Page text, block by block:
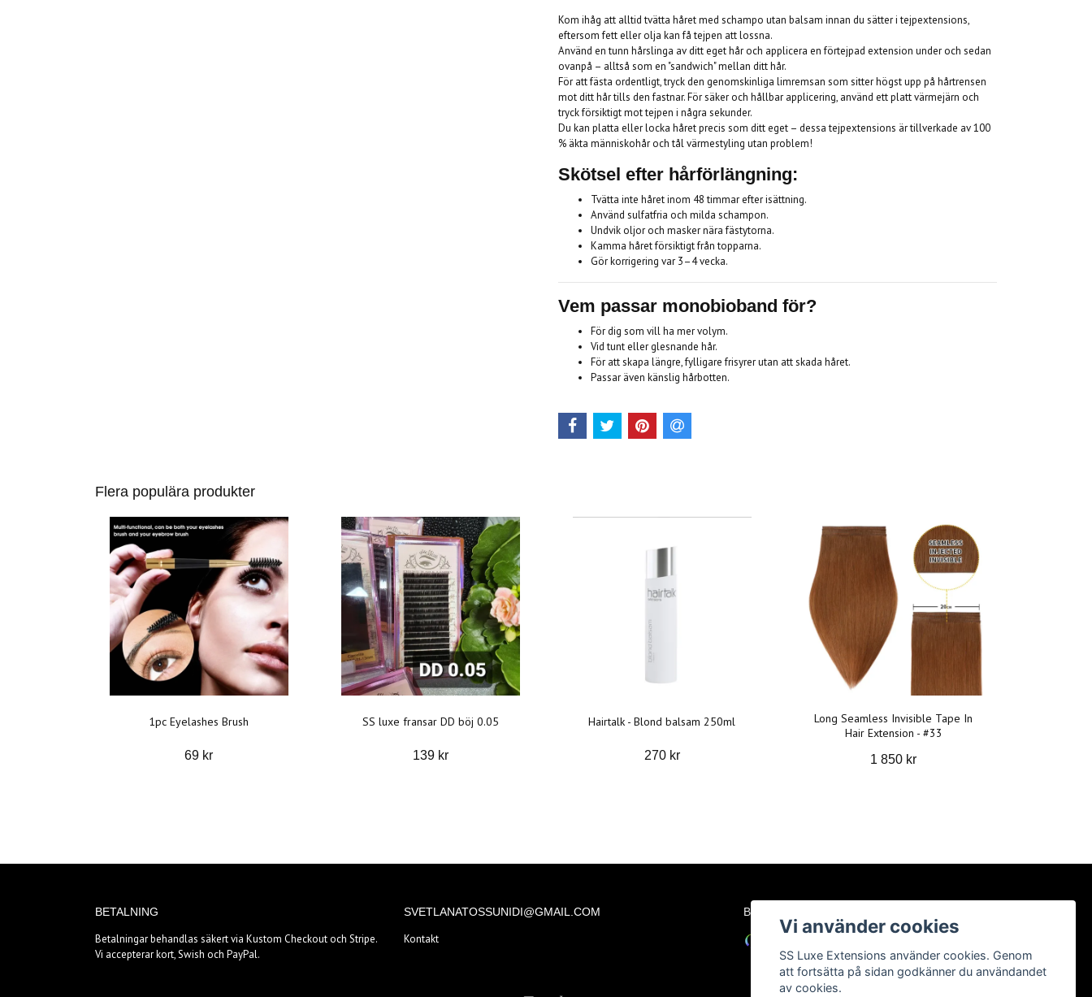
Kom ihåg att alltid tvätta håret med schampo utan balsam innan du sätter i tejpextensions,
eftersom fett eller olja kan få tejpen att lossna.
Använd en tunn hårslinga av ditt eget hår och applicera en förtejpad extension under och sedan
ovanpå – alltså som en "sandwich" mellan ditt hår.
För att fästa ordentligt, tryck den genomskinliga limremsan som sitter högst upp på hårtrensen
mot ditt hår tills den fastnar. För säker och hållbar applicering, använd ett platt värmejärn och
tryck försiktigt mot tejpen i några sekunder.
Du kan platta eller locka håret precis som ditt eget – dessa tejpextensions är tillverkade av 100
% äkta människohår och tål värmestyling utan problem!
Skötsel efter hårförlängning:
Tvätta inte håret inom 48 timmar efter isättning.
Använd sulfatfria och milda schampon.
Undvik oljor och masker nära fästytorna.
Kamma håret försiktigt från topparna.
Gör korrigering var 3–4 vecka.
Vem passar monobioband för?
För dig som vill ha mer volym.
Vid tunt eller glesnande hår.
För att skapa längre, fylligare frisyrer utan att skada håret.
Passar även känslig hårbotten.
Flera populära produkter
1pc Eyelashes Brush
69 kr
SS luxe fransar DD böj 0.05
139 kr
Hairtalk - Blond balsam 250ml
270 kr
Long Seamless Invisible Tape In
Hair Extension - #33
1 850 kr
BETALNING
Betalningar behandlas säkert via Kustom Checkout och Stripe.
Vi accepterar kort, Swish och PayPal.
SVETLANATOSSUNIDI@GMAIL.COM
Kontakt
BETALSÄTT
Vi använder cookies
SS Luxe Extensions använder cookies. Genom
att fortsätta på sidan godkänner du användandet
av cookies.